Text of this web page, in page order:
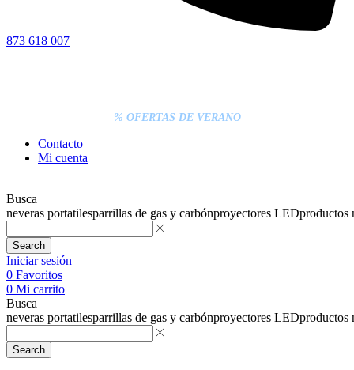
873 618 007
% OFERTAS DE VERANO
Contacto
Mi cuenta
Busca
neveras portatilesparrillas de gas y carbónproyectores LEDproductos
Search
Iniciar sesión
0 Favoritos
0 Mi carrito
Busca
neveras portatilesparrillas de gas y carbónproyectores LEDproductos
Search